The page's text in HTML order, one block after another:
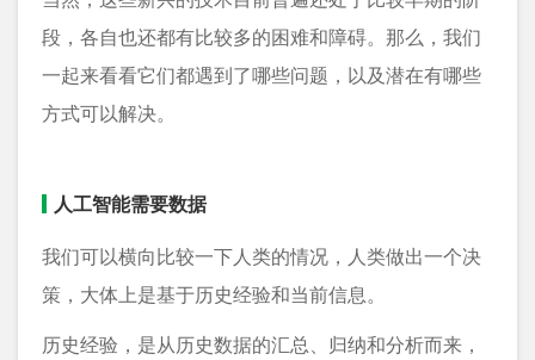
段，各自也还都有比较多的困难和障碍。那么，我们
一起来看看它们都遇到了哪些问题，以及潜在有哪些
方式可以解决。
人工智能需要数据
我们可以横向比较一下人类的情况，人类做出一个决
策，大体上是基于历史经验和当前信息。
历史经验，是从历史数据的汇总、归纳和分析而来，